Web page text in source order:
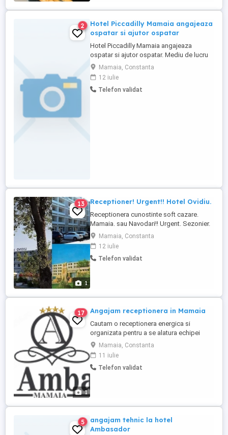
2
Hotel Piccadilly Mamaia angajeaza
ospatar si ajutor ospatar
Hotel Piccadilly Mamaia angajeaza
ospatar si ajutor ospatar. Mediu de lucru
plăcut Experiența constituie un avantaj
Pentru detalii:
Mamaia, Constanta
12 iulie
Telefon validat
1
13 Receptioner! Urgent!! Hotel Ovidiu.
Receptionera cunostinte soft cazare.
Mamaia. sau Navodari!! Urgent. Sezonier.
Conditii super avantajoase.
Mamaia, Constanta
12 iulie
Telefon validat
1
17 Angajam receptionera in Mamaia
Cautam o receptionera energica si
organizata pentru a se alatura echipei
noastre din Mamaia. Responsabilitati: -
Primirea si intampinarea oaspetilor. -
Gestionarea apelurilor telefonice si a
corespondentei. - Oferirea de informatii
Mamaia, Constanta
11 iulie
Telefon validat
5
angajam tehnic la hotel
Ambasador